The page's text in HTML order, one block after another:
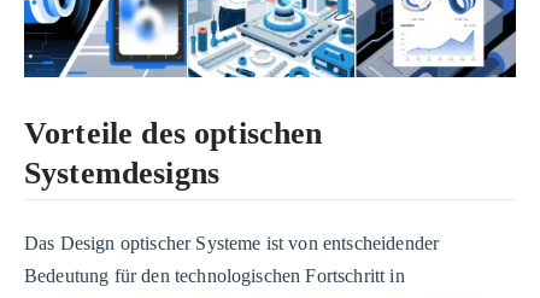
Vorteile des optischen
Systemdesigns
Das Design optischer Systeme ist von entscheidender
Bedeutung für den technologischen Fortschritt in